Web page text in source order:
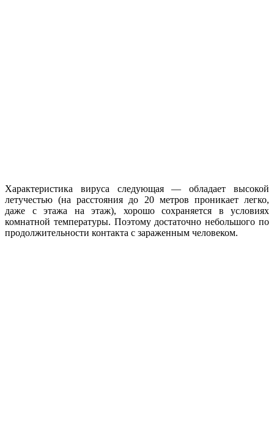
Характеристика вируса следующая — обладает высокой
летучестью (на расстояния до 20 метров проникает легко,
даже с этажа на этаж), хорошо сохраняется в условиях
комнатной температуры. Поэтому достаточно небольшого по
продолжительности контакта с зараженным человеком.